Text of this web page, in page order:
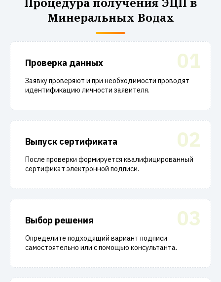
Минеральных Водах
01
Проверка данных
Заявку проверяют и при необходимости проводят
идентификацию личности заявителя.
02
Выпуск сертификата
После проверки формируется квалифицированный
сертификат электронной подписи.
03
Выбор решения
Определите подходящий вариант подписи
самостоятельно или с помощью консультанта.